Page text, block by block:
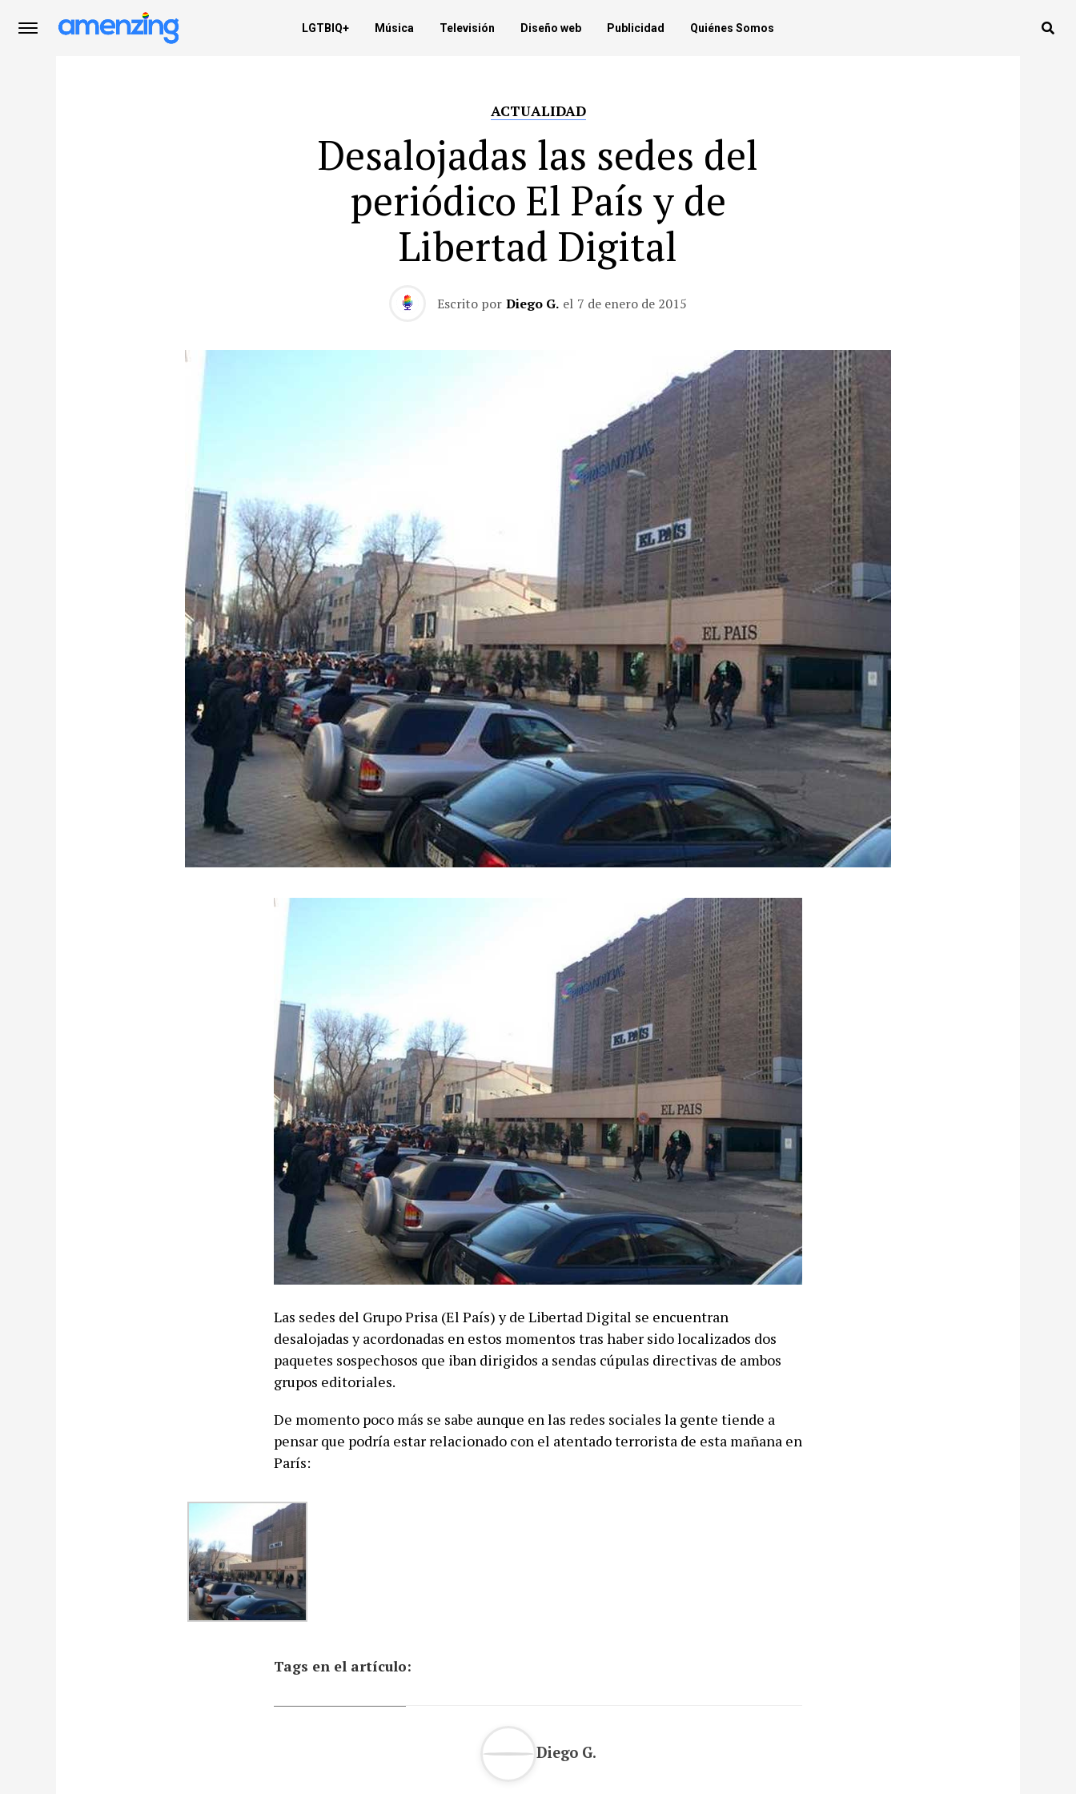
LGTBIQ+ Música Televisión Diseño web Publicidad Quiénes Somos
ACTUALIDAD
Desalojadas las sedes del
periódico El País y de
Libertad Digital
Escrito por Diego G. el 7 de enero de 2015
Las sedes del Grupo Prisa (El País) y de Libertad Digital se encuentran
desalojadas y acordonadas en estos momentos tras haber sido localizados dos
paquetes sospechosos que iban dirigidos a sendas cúpulas directivas de ambos
grupos editoriales.
De momento poco más se sabe aunque en las redes sociales la gente tiende a
pensar que podría estar relacionado con el atentado terrorista de esta mañana en
París:
Tags en el artículo:
Diego G.